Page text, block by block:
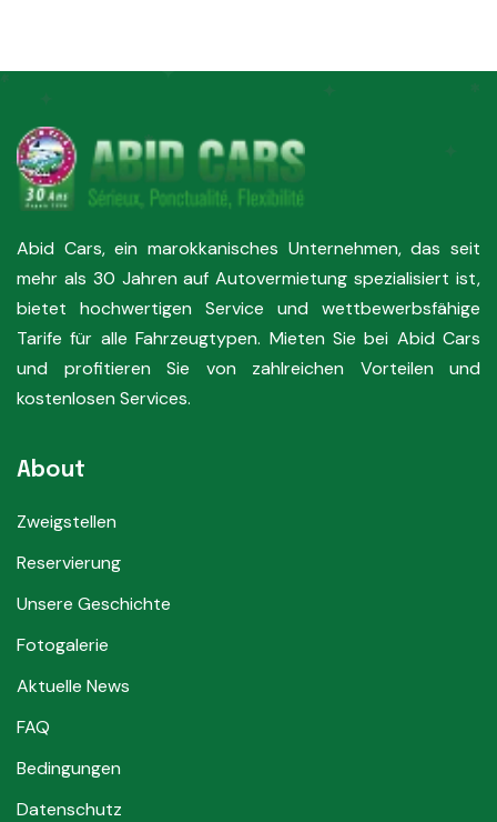
Abid Cars, ein marokkanisches Unternehmen, das seit
mehr als 30 Jahren auf Autovermietung spezialisiert ist,
bietet hochwertigen Service und wettbewerbsfähige
Tarife für alle Fahrzeugtypen. Mieten Sie bei Abid Cars
und profitieren Sie von zahlreichen Vorteilen und
kostenlosen Services.
About
Zweigstellen
Reservierung
Unsere Geschichte
Fotogalerie
Aktuelle News
FAQ
Bedingungen
Datenschutz